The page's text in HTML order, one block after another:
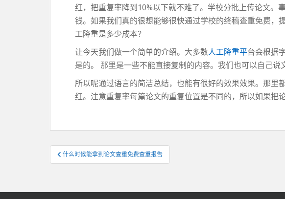
红，把重复率降到10%以下就不难了。学校分批上传论文
钱。如果我们真的很想能够很快通过学校的终稿查重免费
工降重是多少成本？
让今天我们做一个简单的介绍。大多数人工降重平台会根据
是的。 那里是一些不能直接复制的内容。我们也可以自己
所以呢通过语言的简洁总结，也能有很好的效果效果。那
红。注意重复率每篇论文的重复位置是不同的，所以如果把
文
章
航
什么时候能拿到论文查重免费查重报告